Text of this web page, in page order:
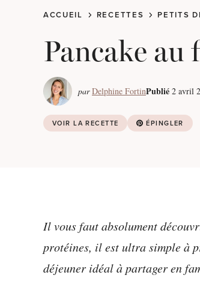
ACCUEIL RECETTES PETITS
Pancake au
par Delphine FortinPublié 2 avril
VOIR LA RECETTE ÉPINGLER
Il vous faut absolument
protéines, il est ultra simple à
déjeuner idéal à partager en